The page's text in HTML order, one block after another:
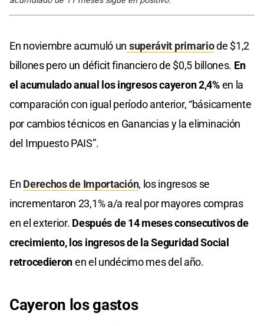
En noviembre acumuló un superávit primariode $1,2
billones pero un déficit financiero de $0,5 billones. En
el acumulado anual los ingresos cayeron 2,4%en la
comparación con igual período anterior, “básicamente
por cambios técnicos en Ganancias y la eliminación
del Impuesto PAIS”.
En Derechos de Importación, los ingresos se
incrementaron 23,1% a/a real por mayores compras
en el exterior. Después de 14 meses consecutivos de
crecimiento, los ingresos de la Seguridad Social
retrocedieronen el undécimo mes del año.
Cayeron los gastos